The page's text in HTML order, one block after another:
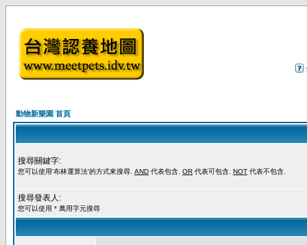
動物新樂園 首頁
搜尋關鍵字:
您可以使用'布林運算法'的方式來搜尋. AND 代表包含. OR 代表可包含. NOT 代表不包含.
搜尋發表人:
您可以使用 * 萬用字元搜尋